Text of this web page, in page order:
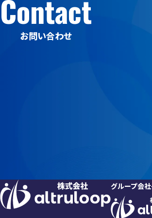
Contact
お問い合わせ
グループ会社